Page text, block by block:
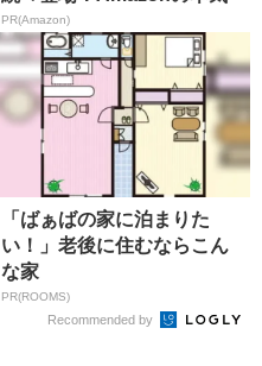
が...
PR(Amazon)
「ばぁばの家に泊まりた
い！」老後に住むならこん
な家
PR(ROOMS)
Recommended by